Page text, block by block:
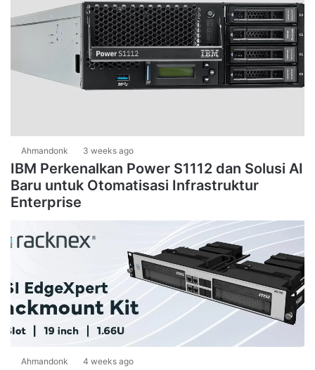
Ahmandonk 3 weeks ago
IBM Perkenalkan Power S1112 dan Solusi AI
Baru untuk Otomatisasi Infrastruktur
Enterprise
Ahmandonk 4 weeks ago